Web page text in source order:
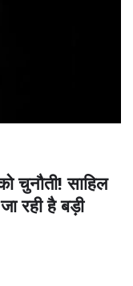
चुनौती! साहिल
रही है बड़ी